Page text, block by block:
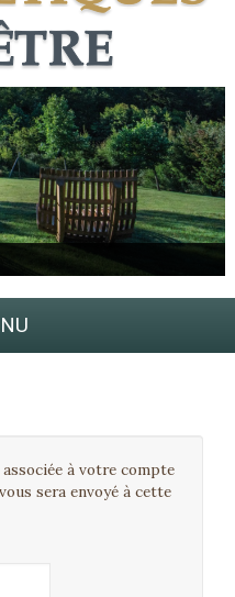
à votre compte
sera envoyé à cette